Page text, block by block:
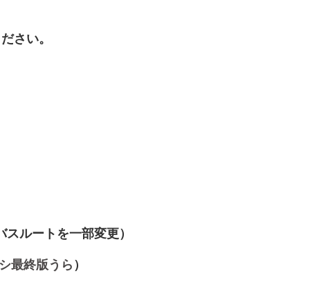
さい。
ルートを一部変更）
最終版うら）